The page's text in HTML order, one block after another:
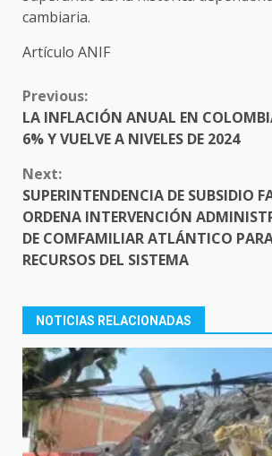
cambiaria.
Artículo ANIF
CONTINUE
READING
Previous:
LA INFLACIÓN ANUAL EN
6% Y VUELVE A NIVELES DE 2024
Next:
SUPERINTENDENCIA DE SUBSIDIO
ORDENA INTERVENCIÓN
DE COMFAMILIAR ATLÁNTICO
RECURSOS DEL SISTEMA
NOTICIAS RELACIONADAS